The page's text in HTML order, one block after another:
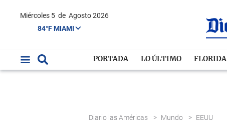
Miércoles 5 de Agosto 2026
84°F MIAMI
PORTADA LO ÚLTIMO FLORIDA
Diario las Américas > Mundo > EEUU